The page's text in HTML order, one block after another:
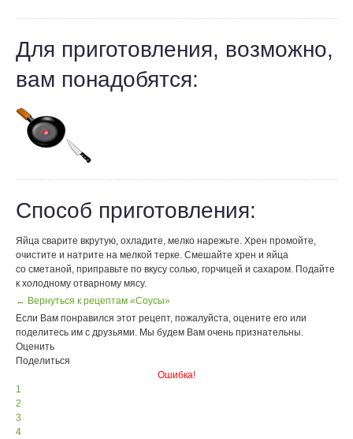
Для приготовления, возможно,
вам понадобятся:
Способ приготовления:
Яйца сварите вкрутую, охладите, мелко нарежьте. Хрен промойте,
очистите и натрите на мелкой терке. Смешайте хрен и яйца
со сметаной, приправьте по вкусу солью, горчицей и сахаром. Подайте
к холодному отварному мясу.
← Вернуться к рецептам «Соусы»
Если Вам понравился этот рецепт, пожалуйста, оцените его или
поделитесь им с друзьями. Мы будем Вам очень признательны.
Оценить
Поделиться
Ошибка!
1
2
3
4